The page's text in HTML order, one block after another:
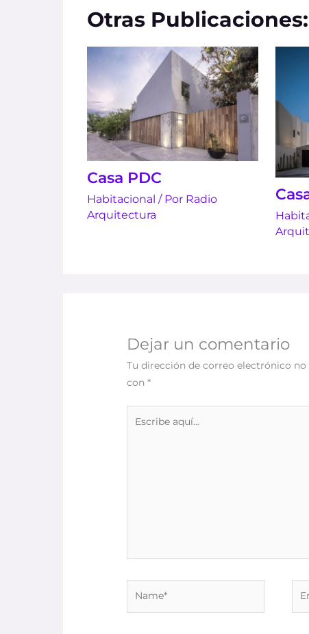
Otras Publicaciones:
Casa PDC
Habitacional / Por Radio
Arquitectura
Dejar un comentario
Tu dirección de correo electrónico no
con*